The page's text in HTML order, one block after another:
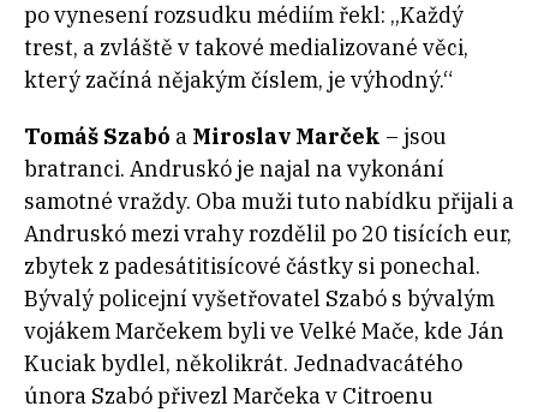
po vynesení rozsudku médiím řekl: „Každý
trest, a zvláště v takové medializované věci,
který začíná nějakým číslem, je výhodný.“
Tomáš Szabó a Miroslav Marček – jsou
bratranci. Andruskó je najal na vykonání
samotné vraždy. Oba muži tuto nabídku přijali a
Andruskó mezi vrahy rozdělil po 20 tisících eur,
zbytek z padesátitisícové částky si ponechal.
Bývalý policejní vyšetřovatel Szabó s bývalým
vojákem Marčekem byli ve Velké Mače, kde Ján
Kuciak bydlel, několikrát. Jednadvacátého
února Szabó přivezl Marčeka v Citroenu